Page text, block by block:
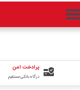
پرادخت امن
درگاه بانکی مستقیم